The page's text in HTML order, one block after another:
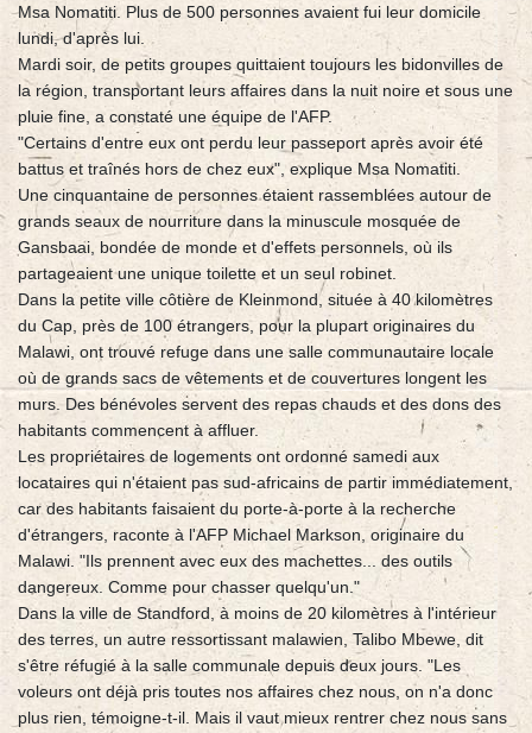
Msa Nomatiti. Plus de 500 personnes avaient fui leur domicile
lundi, d'après lui.
Mardi soir, de petits groupes quittaient toujours les bidonvilles de
la région, transportant leurs affaires dans la nuit noire et sous une
pluie fine, a constaté une équipe de l'AFP.
"Certains d'entre eux ont perdu leur passeport après avoir été
battus et traînés hors de chez eux", explique Msa Nomatiti.
Une cinquantaine de personnes étaient rassemblées autour de
grands seaux de nourriture dans la minuscule mosquée de
Gansbaai, bondée de monde et d'effets personnels, où ils
partageaient une unique toilette et un seul robinet.
Dans la petite ville côtière de Kleinmond, située à 40 kilomètres
du Cap, près de 100 étrangers, pour la plupart originaires du
Malawi, ont trouvé refuge dans une salle communautaire locale
où de grands sacs de vêtements et de couvertures longent les
murs. Des bénévoles servent des repas chauds et des dons des
habitants commencent à affluer.
Les propriétaires de logements ont ordonné samedi aux
locataires qui n'étaient pas sud-africains de partir immédiatement,
car des habitants faisaient du porte-à-porte à la recherche
d'étrangers, raconte à l'AFP Michael Markson, originaire du
Malawi. "Ils prennent avec eux des machettes... des outils
dangereux. Comme pour chasser quelqu'un."
Dans la ville de Standford, à moins de 20 kilomètres à l'intérieur
des terres, un autre ressortissant malawien, Talibo Mbewe, dit
s'être réfugié à la salle communale depuis deux jours. "Les
voleurs ont déjà pris toutes nos affaires chez nous, on n'a donc
plus rien, témoigne-t-il. Mais il vaut mieux rentrer chez nous sans